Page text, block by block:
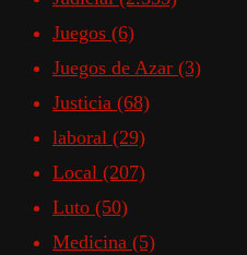
Juegos (6)
Juegos de Azar (3)
Justicia (68)
laboral (29)
Local (207)
Luto (50)
Medicina (5)